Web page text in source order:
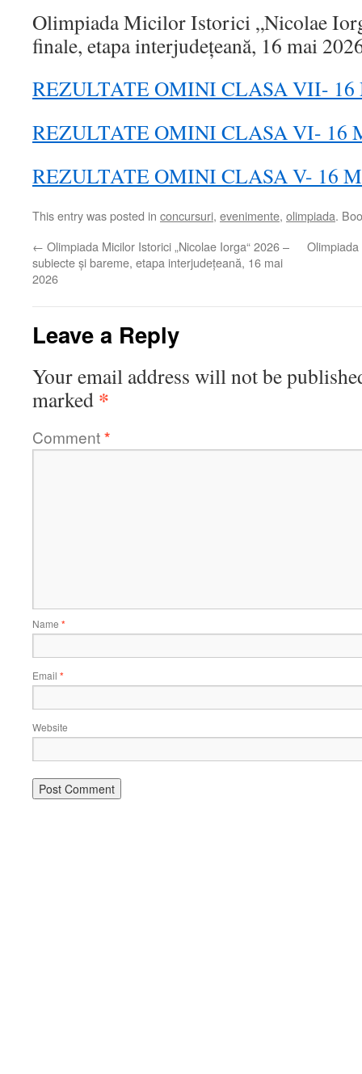
Olimpiada Micilor Istorici „Nicolae
finale, etapa interjudețeană, 16 mai
REZULTATE OMINI CLASA VII- 16
REZULTATE OMINI CLASA VI- 16
REZULTATE OMINI CLASA V- 16
This entry was posted in concursuri, evenimente, olimpiada.
← Olimpiada Micilor Istorici „Nicolae Iorga“ 2026 –
subiecte și bareme, etapa interjudețeană, 16 mai
2026
Olimpiada
Leave a Reply
Your email address will not be
marked *
Comment*
Name *
Email *
Website